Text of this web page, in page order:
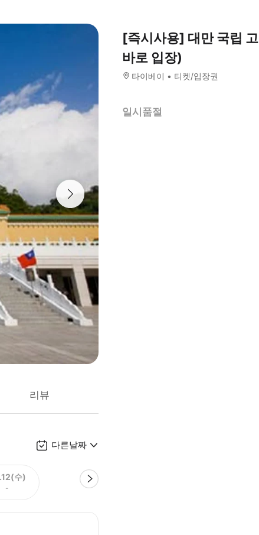
리뷰
다른날짜
수)
-
[즉시사용] 대만 국립
바로 입장)
타이베이 티켓/입장권
일시품절